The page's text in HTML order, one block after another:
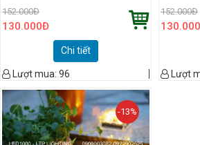
152.000Đ
130.000Đ
Chi tiết
Lượt mua: 96
152.000Đ
130.000
Lượt
-13%